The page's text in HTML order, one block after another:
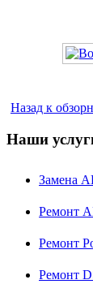
Назад к
Наши
Замена
Ремонт
Ремонт
Ремонт